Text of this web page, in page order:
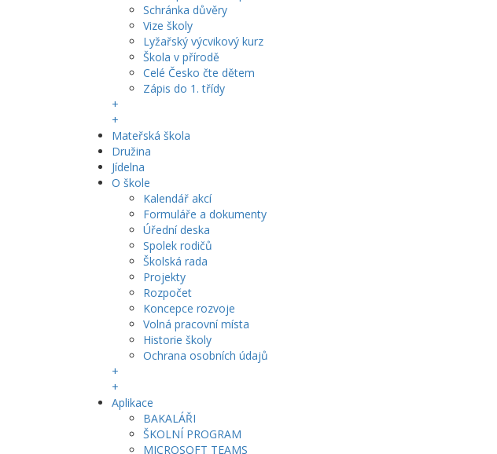
Schránka důvěry
Vize školy
Lyžařský výcvikový kurz
Škola v přírodě
Celé Česko čte dětem
Zápis do 1. třídy
+
+
Mateřská škola
Družina
Jídelna
O škole
Kalendář akcí
Formuláře a dokumenty
Úřední deska
Spolek rodičů
Školská rada
Projekty
Rozpočet
Koncepce rozvoje
Volná pracovní místa
Historie školy
Ochrana osobních údajů
+
+
Aplikace
BAKALÁŘI
ŠKOLNÍ PROGRAM
MICROSOFT TEAMS